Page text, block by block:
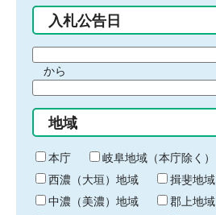
入札公告日
間
始
り
から
間
終
わ
り
地域
本庁
岐阜地域（本庁除く）
西濃（大垣）地域
揖斐地域
中濃（美濃）地域
郡上地域